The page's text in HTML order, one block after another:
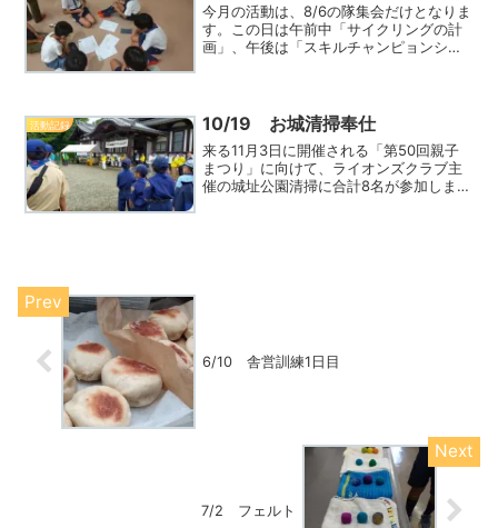
今月の活動は、8/6の隊集会だけとなりま
す。この日は午前中「サイクリングの計
画」、午後は「スキルチャンピョンシッ
たちが立てた計画を発ReadMore...
活動記録 10/19 お城清掃奉仕
来る11月3日に開催される「第50回親子
まつり」に向けて、ライオンズクラブ主
催の城址公園清掃に合計8名が参加しまし
6/10 舎営訓練1日目
7/2 フェルト